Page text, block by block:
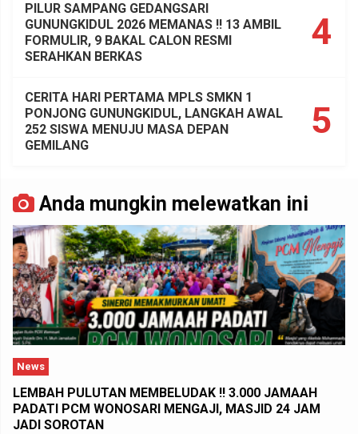
4
PILUR SAMPANG GEDANGSARI
GUNUNGKIDUL 2026 MEMANAS !! 13 AMBIL
FORMULIR, 9 BAKAL CALON RESMI
SERAHKAN BERKAS
5
CERITA HARI PERTAMA MPLS SMKN 1
PONJONG GUNUNGKIDUL, LANGKAH AWAL
252 SISWA MENUJU MASA DEPAN
GEMILANG
Anda mungkin melewatkan ini
News
LEMBAH PULUTAN MEMBELUDAK !! 3.000 JAMAAH
PADATI PCM WONOSARI MENGAJI, MASJID 24 JAM
JADI SOROTAN